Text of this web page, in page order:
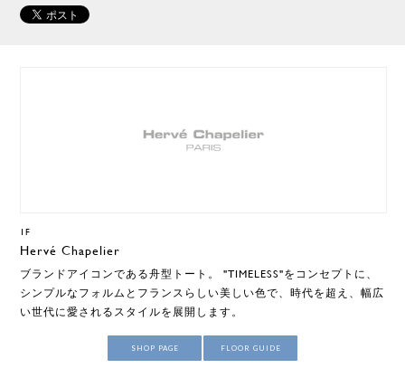
1F
Hervé Chapelier
ブランドアイコンである舟型トート。 "TIMELESS"をコンセプトに、
シンプルなフォルムとフランスらしい美しい色で、時代を超え、幅広
い世代に愛されるスタイルを展開します。
SHOP PAGE FLOOR GUIDE